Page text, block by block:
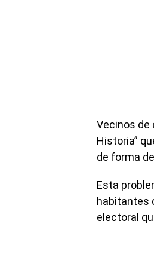
Vecinos de
Historia”
de forma
Esta
habitantes
electoral